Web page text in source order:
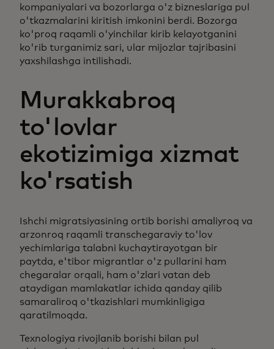
kompaniyalari va bozorlarga o'z bizneslariga pul
o'tkazmalarini kiritish imkonini berdi. Bozorga
ko'proq raqamli o'yinchilar kirib kelayotganini
ko'rib turganimiz sari, ular mijozlar tajribasini
yaxshilashga intilishadi.
Murakkabroq
to'lovlar
ekotizimiga xizmat
ko'rsatish
Ishchi migratsiyasining ortib borishi amaliyroq va
arzonroq raqamli transchegaraviy to'lov
yechimlariga talabni kuchaytirayotgan bir
paytda, e'tibor migrantlar o'z pullarini ham
chegaralar orqali, ham o'zlari vatan deb
ataydigan mamlakatlar ichida qanday qilib
samaraliroq o'tkazishlari mumkinligiga
qaratilmoqda.
Texnologiya rivojlanib borishi bilan pul